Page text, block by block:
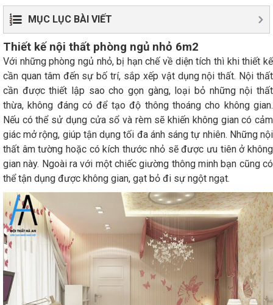
MỤC LỤC BÀI VIẾT
Thiết kế nội thất phòng ngủ nhỏ 6m2
Với những phòng ngủ nhỏ, bị hạn chế về diện tích thì khi thiết kế
cần quan tâm đến sự bố trí, sắp xếp vật dụng nội thất. Nội thất
cần được thiết lập sao cho gọn gàng, loại bỏ những nội thất
thừa, không đáng có để tạo độ thông thoáng cho không gian.
Nếu có thể sử dụng cửa sổ và rèm sẽ khiến không gian có cảm
giác mở rộng, giúp tận dụng tối đa ánh sáng tự nhiên. Những nội
thất âm tường hoặc có kích thước nhỏ sẽ được ưu tiên ở không
gian này. Ngoài ra với một chiếc giường thông minh bạn cũng có
thể tận dụng được không gian, gạt bỏ đi sự ngột ngạt.